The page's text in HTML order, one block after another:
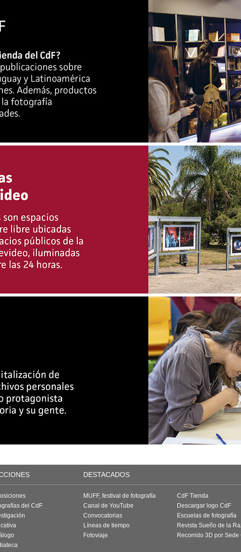
DESTACADOS
del CdF
MUFF, festival de fotografía
Canal de YouTube
Convocatorias
Líneas de tiempo
Fotoviaje
CdF Tienda
Descargar logo CdF
Escuelas de fotografía
Revista Sueño de la
Recorrido 3D por Sede